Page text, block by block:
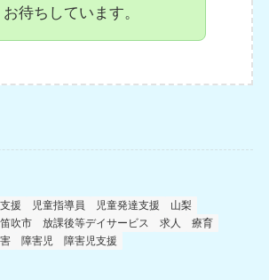
お待ちしています。
援 児童指導員 児童発達支援
山梨
吹市 放課後等デイサービス 求人
療育
障害児 障害児支援